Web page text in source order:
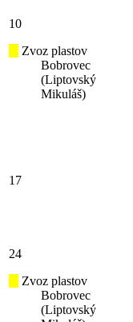
10
Zvoz plastov
Bobrovec
(Liptovský
Mikuláš)
17
24
Zvoz plastov
Bobrovec
(Liptovský